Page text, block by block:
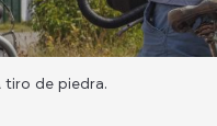
tiro de piedra.